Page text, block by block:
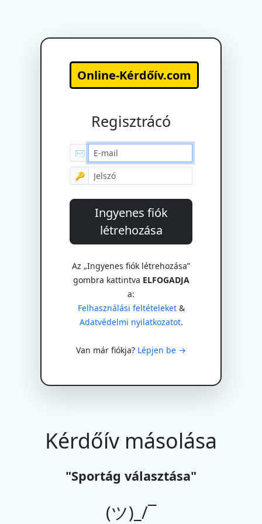
Online-Kérdőív.com
Regisztrácó
✉
🔑
Ingyenes fiók
létrehozása
Az „Ingyenes fiók létrehozása”
gombra kattintva ELFOGADJA
a:
Felhasználási feltételeket&
Adatvédelmi nyilatkozatot.
Van már fiókja? Lépjen be →
Kérdőív másolása
"Sportág választása"
(ツ)_/¯